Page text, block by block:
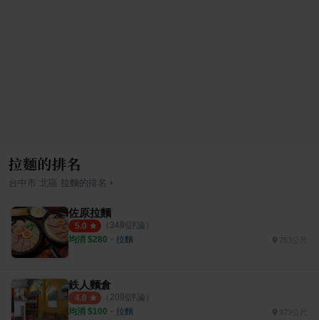
拉麵的排名
台中市 北區 拉麵的排名 ›
佐原拉麵
5.0 （ 34則評論）
均消 $280 ・ 拉麵 753公尺
鉄人麵倉
4.0 （ 20則評論）
均消 $100 ・ 拉麵